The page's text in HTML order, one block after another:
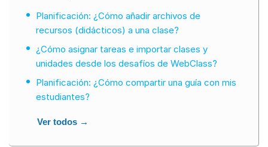
Planificación: ¿Cómo añadir archivos de
recursos (didácticos) a una clase?
¿Cómo asignar tareas e importar clases y
unidades desde los desafíos de WebClass?
Planificación: ¿Cómo compartir una guía con mis
estudiantes?
Ver todos →